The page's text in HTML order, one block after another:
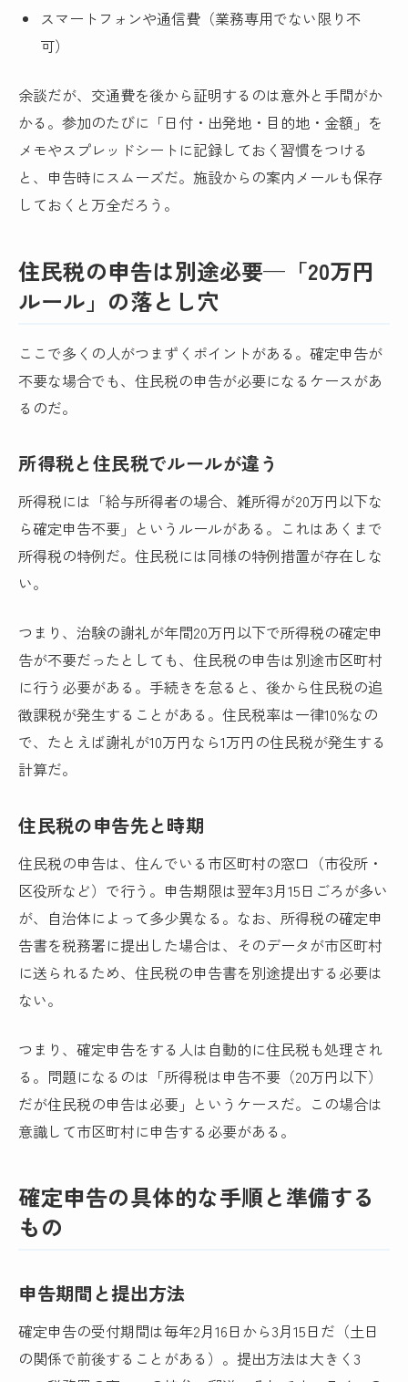
スマートフォンや通信費（業務専用でない限り不
可）
余談だが、交通費を後から証明するのは意外と手間がか
かる。参加のたびに「日付・出発地・目的地・金額」を
メモやスプレッドシートに記録しておく習慣をつける
と、申告時にスムーズだ。施設からの案内メールも保存
しておくと万全だろう。
住民税の申告は別途必要—「20万円
ルール」の落とし穴
ここで多くの人がつまずくポイントがある。確定申告が
不要な場合でも、住民税の申告が必要になるケースがあ
るのだ。
所得税と住民税でルールが違う
所得税には「給与所得者の場合、雑所得が20万円以下な
ら確定申告不要」というルールがある。これはあくまで
所得税の特例だ。住民税には同様の特例措置が存在しな
い。
つまり、治験の謝礼が年間20万円以下で所得税の確定申
告が不要だったとしても、住民税の申告は別途市区町村
に行う必要がある。手続きを怠ると、後から住民税の追
徴課税が発生することがある。住民税率は一律10%なの
で、たとえば謝礼が10万円なら1万円の住民税が発生する
計算だ。
住民税の申告先と時期
住民税の申告は、住んでいる市区町村の窓口（市役所・
区役所など）で行う。申告期限は翌年3月15日ごろが多い
が、自治体によって多少異なる。なお、所得税の確定申
告書を税務署に提出した場合は、そのデータが市区町村
に送られるため、住民税の申告書を別途提出する必要は
ない。
つまり、確定申告をする人は自動的に住民税も処理され
る。問題になるのは「所得税は申告不要（20万円以下）
だが住民税の申告は必要」というケースだ。この場合は
意識して市区町村に申告する必要がある。
確定申告の具体的な手順と準備する
もの
申告期間と提出方法
確定申告の受付期間は毎年2月16日から3月15日だ（土日
の関係で前後することがある）。提出方法は大きく3